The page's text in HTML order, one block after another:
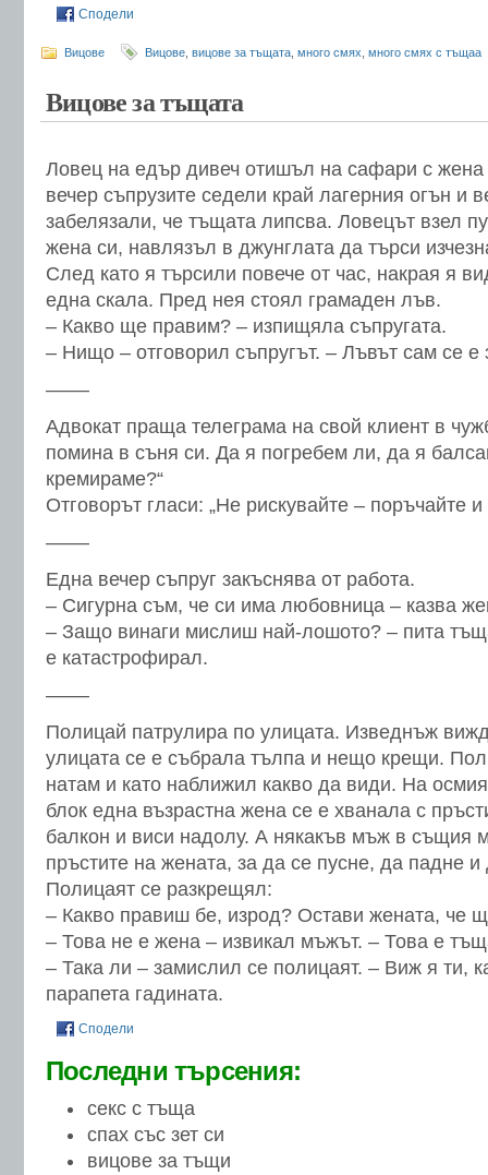
Сподели
Вицове Вицове вицове за тъщата много смях много смях с тъщаа
Вицове за тъщата
Ловец на едър дивеч отишъл на сафари с
вечер съпрузите седели край лагерния огън и
забелязали, че тъщата липсва. Ловецът взел
жена си, навлязъл в джунглата да търси
След като я търсили повече от час, накрая я
една скала. Пред нея стоял грамаден лъв.
– Какво ще правим? – изпищяла съпругата.
– Нищо – отговорил съпругът. – Лъвът сам се е
––––
Адвокат праща телеграма на свой клиент в
помина в съня си. Да я погребем ли, да я
кремираме?“
Отговорът гласи: „Не рискувайте – поръчайте и
––––
Една вечер съпруг закъснява от работа.
– Сигурна съм, че си има любовница – казва
– Защо винаги мислиш най-лошото? – пита
е катастрофирал.
––––
Полицай патрулира по улицата. Изведнъж
улицата се е събрала тълпа и нещо крещи.
натам и като наближил какво да види. На
блок една възрастна жена се е хванала с
балкон и виси надолу. А някакъв мъж в същия
пръстите на жената, за да се пусне, да падне
Полицаят се разкрещял:
– Какво правиш бе, изрод? Остави жената, че
– Това не е жена – извикал мъжът. – Това е
– Така ли – замислил се полицаят. – Виж я ти,
парапета гадината.
Сподели
Последни търсения:
секс с тъща
спах със зет си
вицове за тъщи